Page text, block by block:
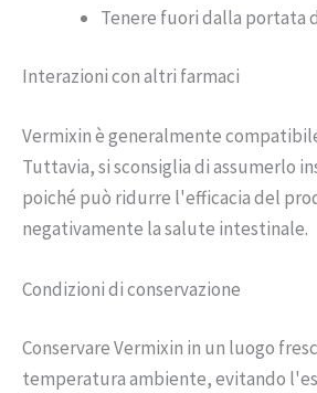
Tenere fuori dalla portata
Interazioni con altri farmaci
Vermixin è generalmente
Tuttavia, si sconsiglia di assumerlo
poiché può ridurre l'efficacia del
negativamente la salute intestinale.
Condizioni di conservazione
Conservare Vermixin in un luogo
temperatura ambiente, evitando